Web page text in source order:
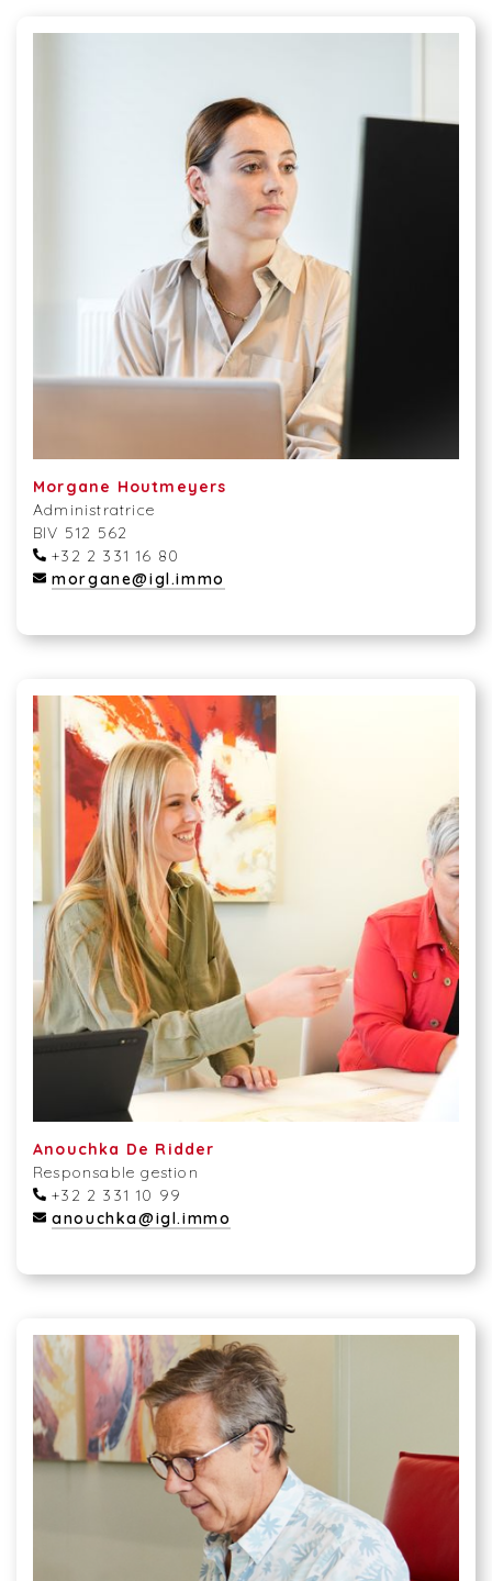
Morgane Houtmeyers
Administratrice
BIV 512 562
+32 2 331 16 80
morgane@igl.immo
Anouchka De Ridder
Responsable gestion
+32 2 331 10 99
anouchka@igl.immo